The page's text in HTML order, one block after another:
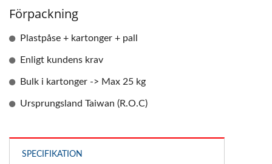
Förpackning
Plastpåse + kartonger + pall
Enligt kundens krav
Bulk i kartonger -> Max 25 kg
Ursprungsland Taiwan (R.O.C)
SPECIFIKATION